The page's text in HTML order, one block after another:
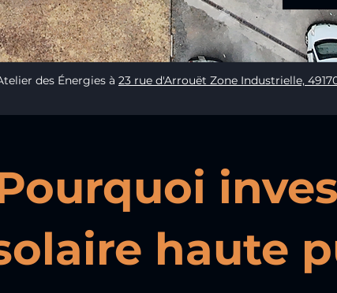
des Énergies à 23 rue d'Arrouët Zone Industrielle,
haute